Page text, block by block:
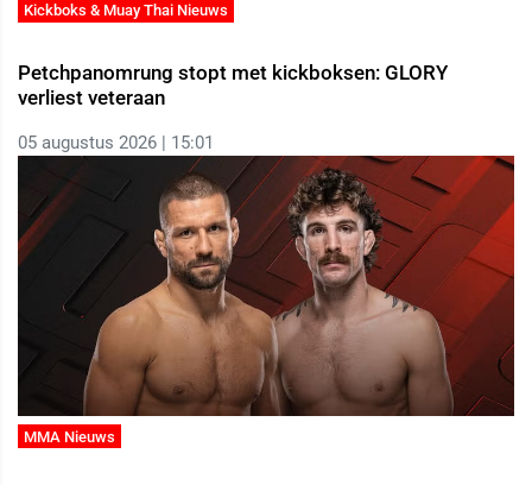
Kickboks & Muay Thai Nieuws
Petchpanomrung stopt met kickboksen: GLORY
verliest veteraan
05 augustus 2026 | 15:01
MMA Nieuws